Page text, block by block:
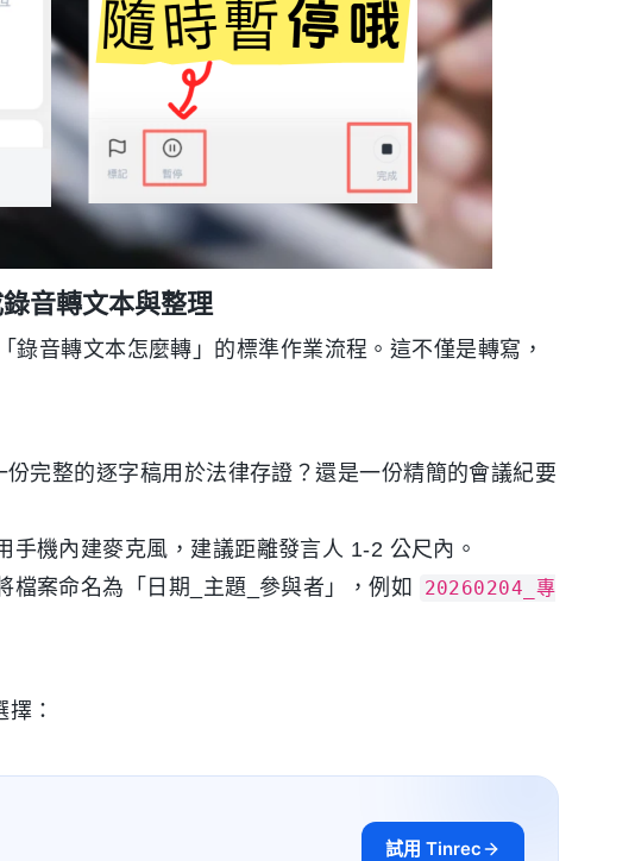
音轉文本與整理
錄音轉文本怎麼轉」的標準作業流程。這不僅是轉寫，
完整的逐字稿用於法律存證？還是一份精簡的會議紀要
手機內建麥克風，建議距離發言人 1-2 公尺內。
檔案命名為「日期_主題_參與者」，例如
20260204_專
：
試用 Tinrec